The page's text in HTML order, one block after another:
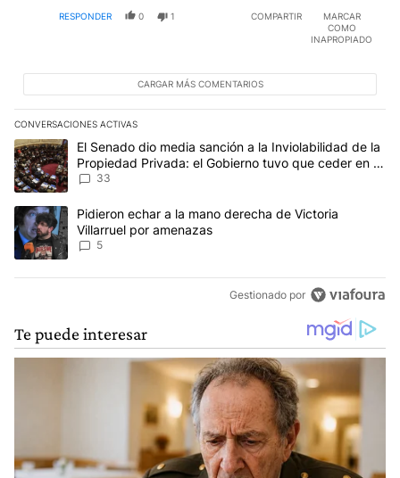
RESPONDER 0 1 COMPARTIR
MARCAR
COMO
INAPROPIADO
CARGAR MÁS COMENTARIOS
CONVERSACIONES ACTIVAS
Este listado muestra los artículos con más comentarios en los
Un artículo de tendencia con el título "El Senado dio media
El Senado dio media sanción a la Inviolabilidad de la
Propiedad Privada: el Gobierno tuvo que ceder en la
Ley del Manejo del Fuego
33
Un artículo de tendencia con el título "Pidieron echar a la mano
Pidieron echar a la mano derecha de Victoria
Villarruel por amenazas
5
Gestionado por